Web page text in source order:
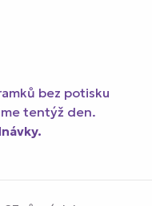
bez potisku
tentýž den.